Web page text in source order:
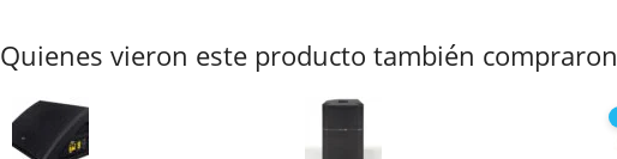
Quienes vieron este producto también compraron